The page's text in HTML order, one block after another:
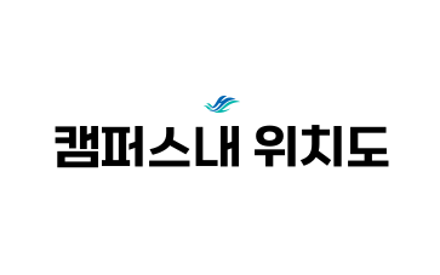
캠퍼스내 위치도
캠퍼스내 위치도